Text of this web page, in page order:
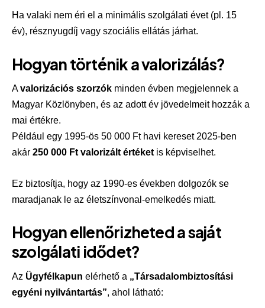
Ha valaki nem éri el a minimális szolgálati évet (pl. 15
év), résznyugdíj vagy szociális ellátás járhat.
Hogyan történik a valorizálás?
Avalorizációs szorzók minden évben megjelennek a
Magyar Közlönyben, és az adott év jövedelmeit hozzák a
mai értékre.
Például egy 1995-ös 50 000 Ft havi kereset 2025-ben
akár 250 000 Ft valorizált értéketis képviselhet.
Ez biztosítja, hogy az 1990-es években dolgozók se
maradjanak le az életszínvonal-emelkedés miatt.
Hogyan ellenőrizheted a saját
szolgálati idődet?
Az Ügyfélkapun elérhető a „Társadalombiztosítási
egyéni nyilvántartás”, ahol látható: